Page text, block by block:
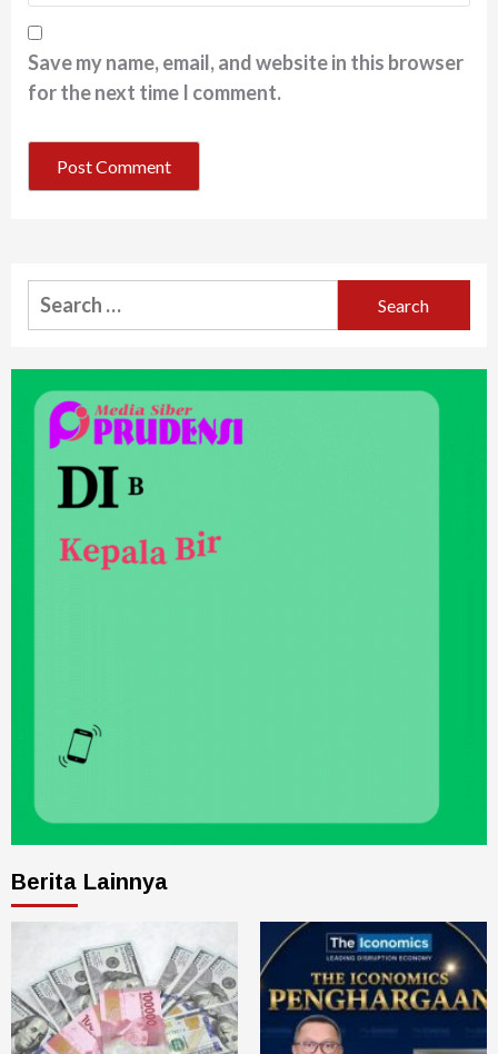
Save my name, email, and website in this browser
for the next time I comment.
Berita Lainnya